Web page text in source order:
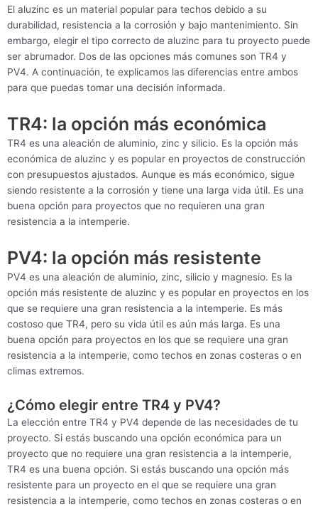
El aluzinc es un material popular para techos debido a su
durabilidad, resistencia a la corrosión y bajo mantenimiento. Sin
embargo, elegir el tipo correcto de aluzinc para tu proyecto puede
ser abrumador. Dos de las opciones más comunes son TR4 y
PV4. A continuación, te explicamos las diferencias entre ambos
para que puedas tomar una decisión informada.
TR4: la opción más económica
TR4 es una aleación de aluminio, zinc y silicio. Es la opción más
económica de aluzinc y es popular en proyectos de construcción
con presupuestos ajustados. Aunque es más económico, sigue
siendo resistente a la corrosión y tiene una larga vida útil. Es una
buena opción para proyectos que no requieren una gran
resistencia a la intemperie.
PV4: la opción más resistente
PV4 es una aleación de aluminio, zinc, silicio y magnesio. Es la
opción más resistente de aluzinc y es popular en proyectos en los
que se requiere una gran resistencia a la intemperie. Es más
costoso que TR4, pero su vida útil es aún más larga. Es una
buena opción para proyectos en los que se requiere una gran
resistencia a la intemperie, como techos en zonas costeras o en
climas extremos.
¿Cómo elegir entre TR4 y PV4?
La elección entre TR4 y PV4 depende de las necesidades de tu
proyecto. Si estás buscando una opción económica para un
proyecto que no requiere una gran resistencia a la intemperie,
TR4 es una buena opción. Si estás buscando una opción más
resistente para un proyecto en el que se requiere una gran
resistencia a la intemperie, como techos en zonas costeras o en